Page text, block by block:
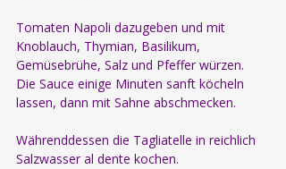
Tomaten Napoli dazugeben und mit
Knoblauch, Thymian, Basilikum,
Gemüsebrühe, Salz und Pfeffer würzen.
Die Sauce einige Minuten sanft köcheln
lassen, dann mit Sahne abschmecken.
Währenddessen die Tagliatelle in reichlich
Salzwasser al dente kochen.